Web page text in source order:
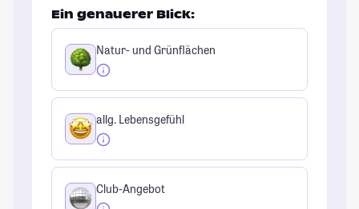
Ein genauerer Blick:
Natur- und Grünflächen
allg. Lebensgefühl
Club-Angebot